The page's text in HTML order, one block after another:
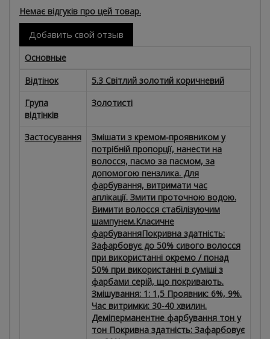
Немає відгуків про цей товар.
Добавить свой отзыв
Основные
Відтінок
5.3 Світлий золотий коричневий
Група
відтінків
Золотисті
Застосування
Змішати з кремом-проявником у
потрібній пропорції, нанести на
волосся, пасмо за пасмом, за
допомогою пензлика. Для
фарбування, витримати час
аплікації. Змити проточною водою.
Вимити волосся стабілізуючим
шампунем.Класичне
фарбуванняПокривна здатність:
Зафарбовує до 50% сивого волосся
при використанні окремо / понад
50% при використанні в суміші з
фарбами серій, що покривають.
Змішування: 1: 1,5 Проявник: 6%, 9%.
Час витримки: 30-40 хвилин.
Деміперманентне фарбування тон у
тон Покривна здатність: Зафарбовує